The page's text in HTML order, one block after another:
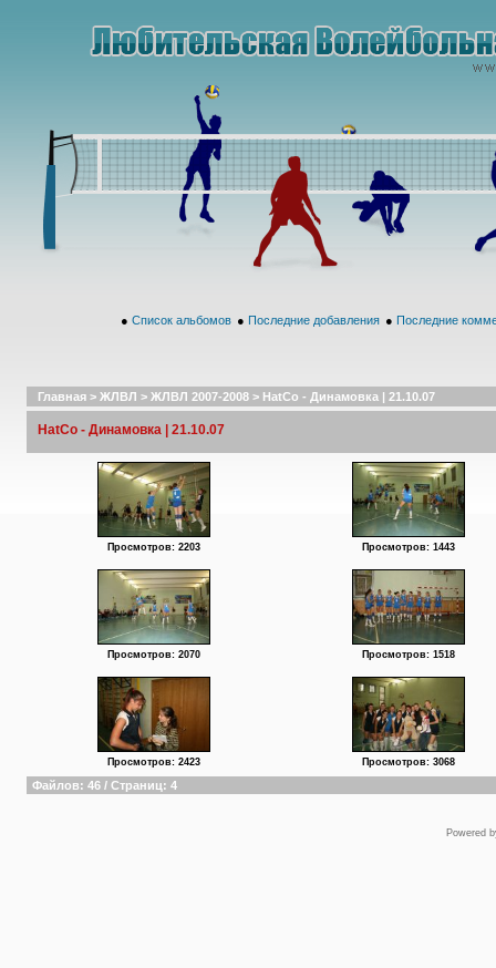
● Список альбомов ● Последние добавления ● Последние
Главная > ЖЛВЛ > ЖЛВЛ 2007-2008 > HatCo - Динамовка | 21.10.07
HatCo - Динамовка | 21.10.07
Просмотров: 2203 Просмотров: 1443
Просмотров: 2070 Просмотров: 1518
Просмотров: 2423 Просмотров: 3068
Файлов: 46 / Страниц: 4
Powered